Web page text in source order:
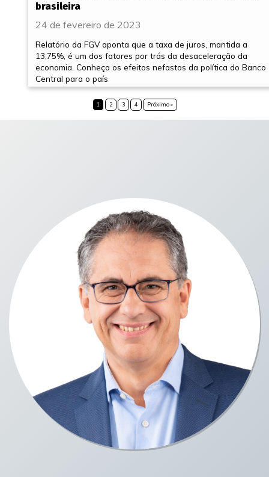
brasileira
24 de fevereiro de 2023
Relatório da FGV aponta que a taxa de juros, mantida a
13,75%, é um dos fatores por trás da desaceleração da
economia. Conheça os efeitos nefastos da política do Banco
Central para o país
1 2 3 4 Próximo »